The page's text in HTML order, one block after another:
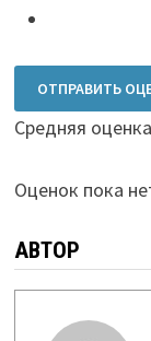
ОТПРАВИТЬ
Средняя оценка
Оценок пока
АВТОР